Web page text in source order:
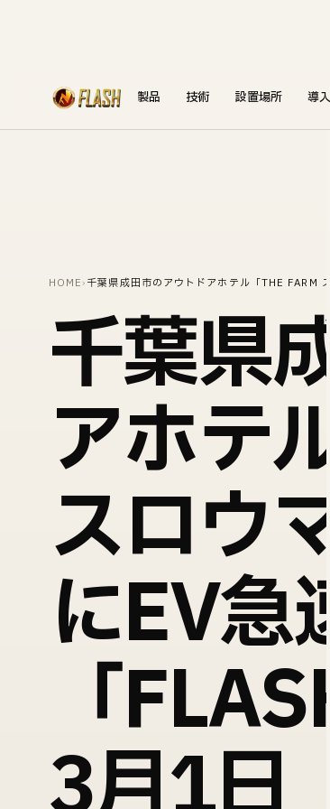
製品 技術 設置場所 導
HOME›千葉県成田市のアウトドアホテル「THE FARM
千葉県
アホテ
スロウ
にEV急
「